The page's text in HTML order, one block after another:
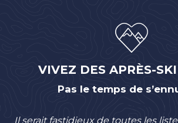
VIVEZ DES APRÈS-
Pas le temps de
Il serait fastidieux de toutes les